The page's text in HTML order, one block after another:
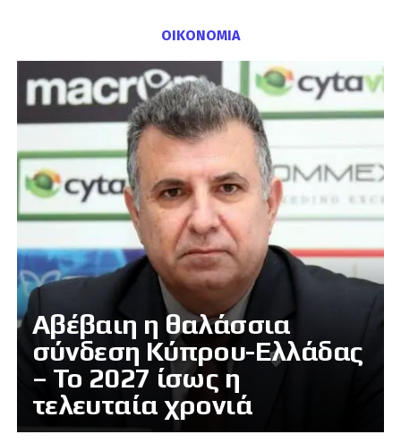
ΟΙΚΟΝΟΜΙΑ
Αβέβαιη η θαλάσσια
σύνδεση Κύπρου-Ελλάδας
– Το 2027 ίσως η
τελευταία χρονιά